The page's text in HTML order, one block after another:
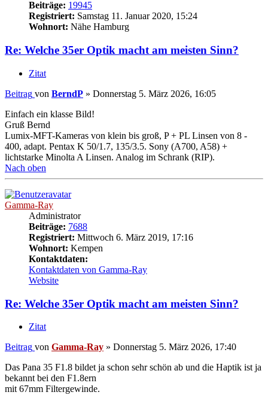
Beiträge: 19945
Registriert: Samstag 11. Januar 2020, 15:24
Wohnort: Nähe Hamburg
Re: Welche 35er Optik macht am meisten Sinn?
Zitat
Beitrag von BerndP » Donnerstag 5. März 2026, 16:05
Einfach ein klasse Bild!
Gruß Bernd
Lumix-MFT-Kameras von klein bis groß, P + PL Linsen von 8 -
400, adapt. Pentax K 50/1.7, 135/3.5. Sony (A700, A58) +
lichtstarke Minolta A Linsen. Analog im Schrank (RIP).
Nach oben
Gamma-Ray
Administrator
Beiträge: 7688
Registriert: Mittwoch 6. März 2019, 17:16
Wohnort: Kempen
Kontaktdaten:
Kontaktdaten von Gamma-Ray
Website
Re: Welche 35er Optik macht am meisten Sinn?
Zitat
Beitrag von Gamma-Ray » Donnerstag 5. März 2026, 17:40
Das Pana 35 F1.8 bildet ja schon sehr schön ab und die Haptik ist ja
bekannt bei den F1.8ern
mit 67mm Filtergewinde.